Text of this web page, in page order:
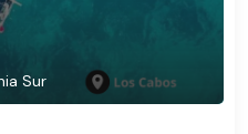
Sur